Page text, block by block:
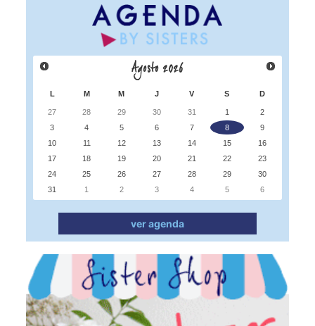
Agosto2026
L M M J V S D
27 28 29 30 31 1
2
3
4 5 6 7 8
9
10
11 12 13 14 15
16
17
18 19 20 21 22
23
24
25 26 27 28 29
30
31
1 2 3 4 5 6
ver agenda